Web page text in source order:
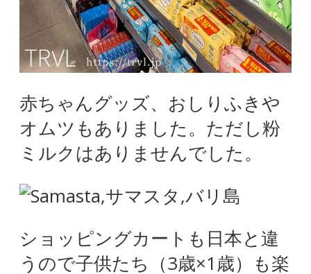
赤ちゃんグッズ、おしりふきや
オムツもありました。ただし粉
ミルクはありませんでした。
ショッピングカートも日本と違
うので子供たち（3歳×1歳）も楽